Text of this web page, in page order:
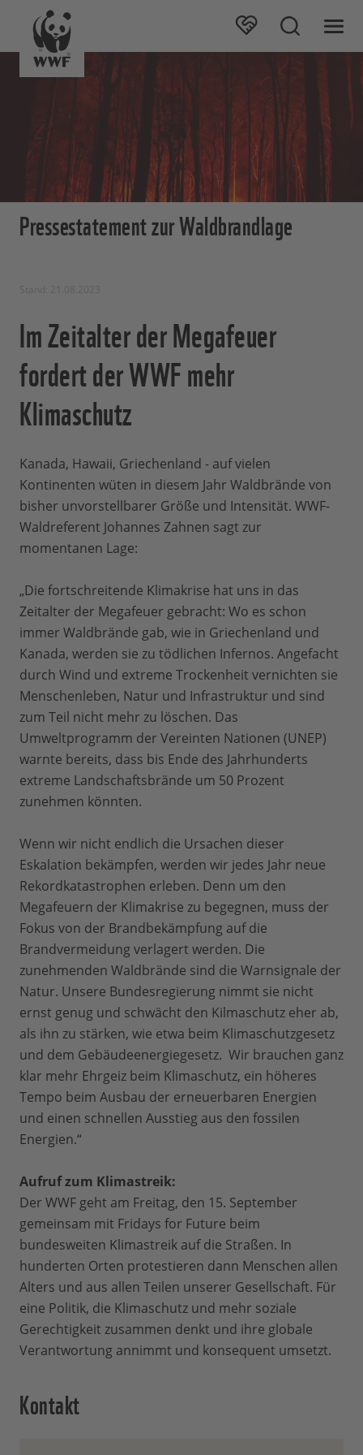
Pressestatement zur Waldbrandlage
Im Zeitalter der Megafeuer
fordert der WWF mehr
Klimaschutz
Kanada, Hawaii, Griechenland - auf vielen
Kontinenten wüten in diesem Jahr Waldbrände von
bisher unvorstellbarer Größe und Intensität. WWF-
Waldreferent Johannes Zahnen sagt zur
momentanen Lage:
„Die fortschreitende Klimakrise hat uns in das
Zeitalter der Megafeuer gebracht: Wo es schon
immer Waldbrände gab, wie in Griechenland und
Kanada, werden sie zu tödlichen Infernos. Angefacht
durch Wind und extreme Trockenheit vernichten sie
Menschenleben, Natur und Infrastruktur und sind
zum Teil nicht mehr zu löschen. Das
Umweltprogramm der Vereinten Nationen (UNEP)
warnte bereits, dass bis Ende des Jahrhunderts
extreme Landschaftsbrände um 50 Prozent
zunehmen könnten.
Wenn wir nicht endlich die Ursachen dieser
Eskalation bekämpfen, werden wir jedes Jahr neue
Rekordkatastrophen erleben. Denn um den
Megafeuern der Klimakrise zu begegnen, muss der
Fokus von der Brandbekämpfung auf die
Brandvermeidung verlagert werden. Die
zunehmenden Waldbrände sind die Warnsignale der
Natur. Unsere Bundesregierung nimmt sie nicht
ernst genug und schwächt den Kilmaschutz eher ab,
als ihn zu stärken, wie etwa beim Klimaschutzgesetz
und dem Gebäudeenergiegesetz. Wir brauchen ganz
klar mehr Ehrgeiz beim Klimaschutz, ein höheres
Tempo beim Ausbau der erneuerbaren Energien
und einen schnellen Ausstieg aus den fossilen
Energien.“
Aufruf zum Klimastreik:
Der WWF geht am Freitag, den 15. September
gemeinsam mit Fridays for Future beim
bundesweiten Klimastreik auf die Straßen. In
hunderten Orten protestieren dann Menschen allen
Alters und aus allen Teilen unserer Gesellschaft. Für
eine Politik, die Klimaschutz und mehr soziale
Gerechtigkeit zusammen denkt und ihre globale
Verantwortung annimmt und konsequent umsetzt.
Kontakt